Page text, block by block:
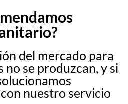
del mercado para
no se produzcan, y si
nuestro servicio